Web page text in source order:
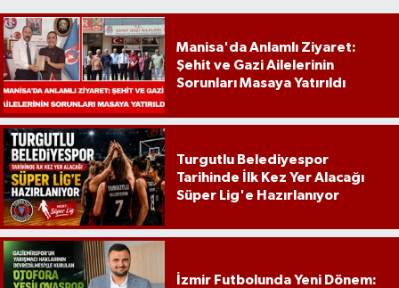
Manisa'da Anlamlı Ziyaret:
Şehit ve Gazi Ailelerinin
Sorunları Masaya Yatırıldı
Turgutlu Belediyespor
Tarihinde İlk Kez Yer Alacağı
Süper Lig'e Hazırlanıyor
İzmir Futbolunda Yeni Dönem: